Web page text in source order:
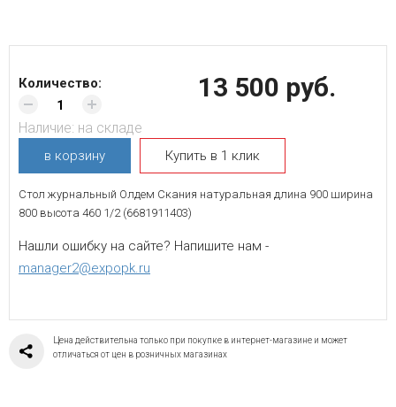
13 500 руб.
Количество:
Наличие: на складе
в корзину Купить в 1 клик
Стол журнальный Олдем Скания натуральная длина 900 ширина
800 высота 460 1/2 (6681911403)
Нашли ошибку на сайте? Напишите нам -
manager2@expopk.ru
Цена действительна только при покупке в интернет-магазине и может
отличаться от цен в розничных магазинах